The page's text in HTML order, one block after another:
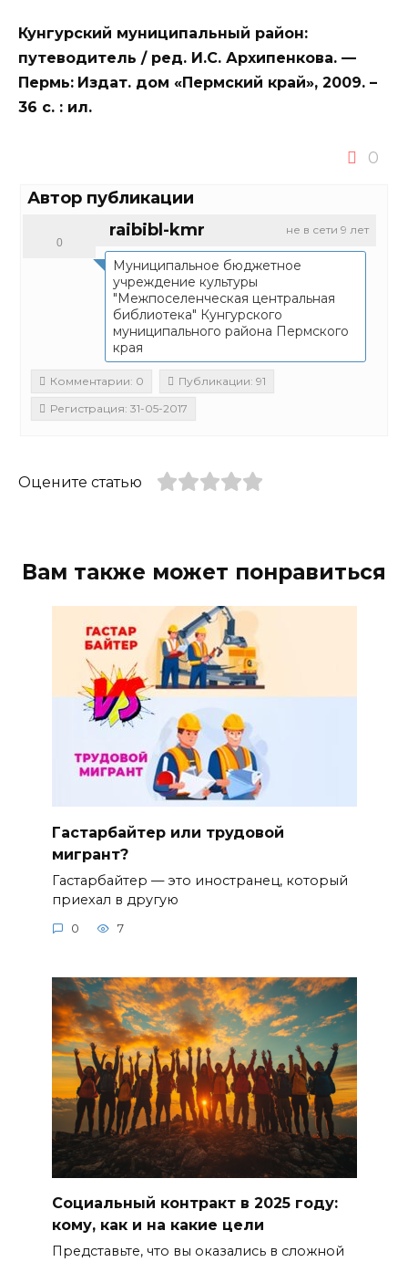
Кунгурский муниципальный район:
путеводитель / ред. И.С. Архипенкова. —
Пермь: Издат. дом «Пермский край», 2009. –
36 с. : ил.
0
Автор публикации
не в сети 9 лет
raibibl-kmr
0
Муниципальное бюджетное
учреждение культуры
"Межпоселенческая центральная
библиотека" Кунгурского
муниципального района Пермского
края
Комментарии: 0
Публикации: 91
Регистрация: 31-05-2017
Оцените статью
Вам также может понравиться
Гастарбайтер или трудовой
мигрант?
Гастарбайтер — это иностранец, который
приехал в другую
0 7
Социальный контракт в 2025 году:
кому, как и на какие цели
Представьте, что вы оказались в сложной